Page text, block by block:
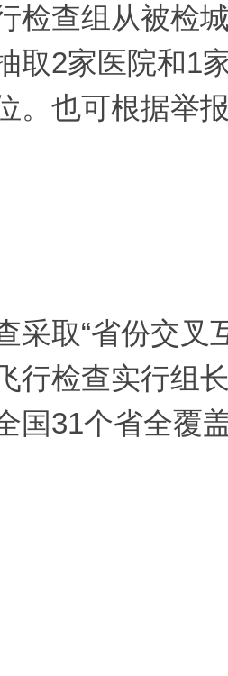
检查组从被检
取2家医院和1
。也可根据举
采取“省份交叉
行检查实行组
国31个省全覆